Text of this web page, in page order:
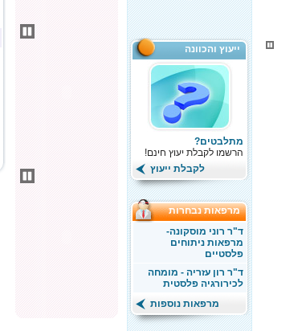
ייעוץ והכוונה
מתלבטים?
הרשמו לקבלת יעוץ חינם!
לקבלת ייעוץ
מרפאות נבחרות
ד"ר רוני מוסקונה-
מרפאות ניתוחים
פלסטיים
ד"ר רון עזריה - מומחה
לכירורגיה פלסטית
מרפאות נוספות